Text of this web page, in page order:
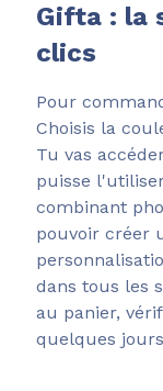
Gifta : la
clics
Pour
Choisis la
Tu vas
puisse
combinant
pouvoir créer
dans tous les
au panier,
quelques